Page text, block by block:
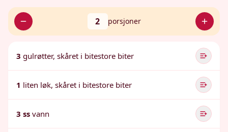
2 porsjoner
3 gulrøtter, skåret i bitestore biter
1 liten løk, skåret i bitestore biter
3 ss vann